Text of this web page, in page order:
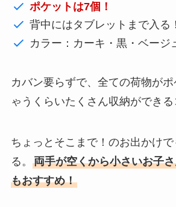
ポケットは7個！
背中にはタブレットまで入る！
カラー：カーキ・黒・ベージ
カバン要らずで、全ての荷物が
ゃうくらいたくさん収納ができる
ちょっとそこまで！のお出かけ
る。 両手が空くから小さいお子
もおすすめ！